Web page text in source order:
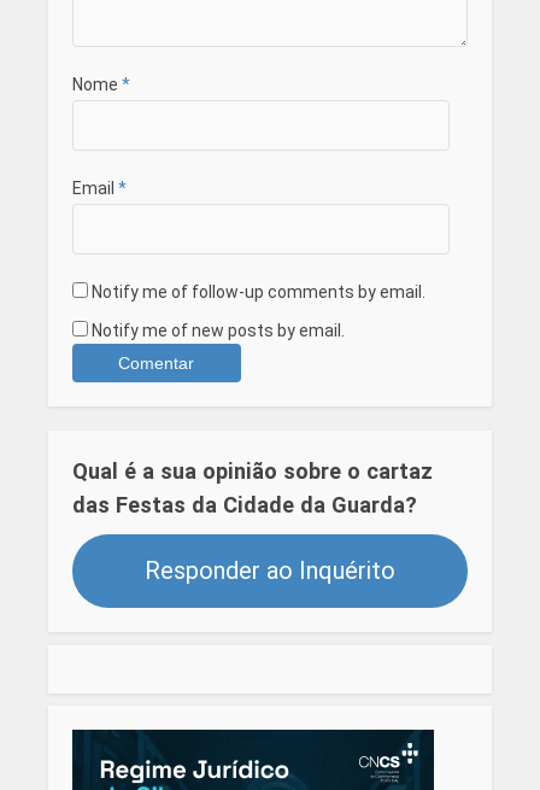
Nome *
Email *
Notify me of follow-up comments by email.
Notify me of new posts by email.
Qual é a sua opinião sobre o cartaz
das Festas da Cidade da Guarda?
Responder ao Inquérito